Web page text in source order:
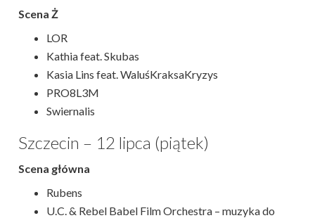
Scena Ż
LOR
Kathia feat. Skubas
Kasia Lins feat. WaluśKraksaKryzys
PRO8L3M
Swiernalis
Szczecin – 12 lipca (piątek)
Scena główna
Rubens
U.C. & Rebel Babel Film Orchestra – muzyka do